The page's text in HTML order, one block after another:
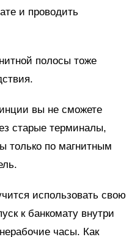
и проводить
полосы тоже
вы не сможете
старые терминалы,
только по магнитным
использовать свою
к банкомату внутри
часы. Как